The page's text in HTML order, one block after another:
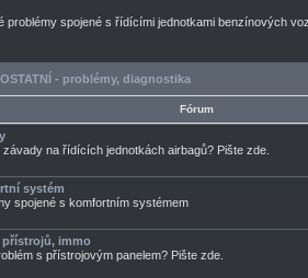
problémy spojené s řídícími jednotkami benzínových
- problémy, diagnostika
Fórum
na řídících jednotkách airbagů? Pište zde.
systém
spojené s komfortním systémem
přístrojů, immo
s přístrojovým panelem? Pište zde.